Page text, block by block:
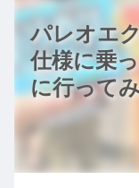
パレオエ
仕様に乗
に行って